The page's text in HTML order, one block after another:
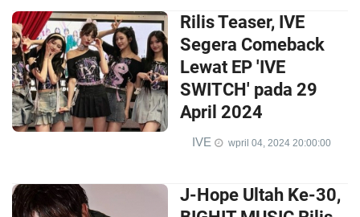
Rilis Teaser, IVE
Segera Comeback
Lewat EP 'IVE
SWITCH' pada 29
April 2024
IVE wpril 04, 2024 20:00:00
J-Hope Ultah Ke-30,